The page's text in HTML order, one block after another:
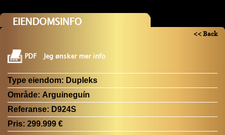
EIENDOMSINFO
<< Back
PDF Jeg ønsker mer info
Type eiendom: Dupleks
Område: Arguineguín
Referanse: D924S
Pris: 299.999 €